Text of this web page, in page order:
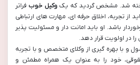
شد. مشخص گردید که یکوکیل خوب فراتر
از تجربه، اخلاق حرفه ای، مهارت های ارتباطی
باشد. او باید امانت دار و مسئولیت پذیر
در اولویت قرار دهد.
و با بهره گیری از وکلای متخصص و با تجربه
خود را به عنوان یک همراه مطمئن و